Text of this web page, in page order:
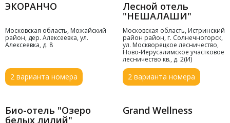
ЭКОРАНЧО
Московская область, Можайский
район, дер. Алексеевка, ул.
Алексеевка, д. 8
2 варианта номера
Лесной отель
"НЕШАЛАШИ"
Московская область, Истринский
район район, г. Солнечногорск,
ул. Москворецкое лесничество,
Ново-Иерусалимское участковое
лесничество кв., д. 2(И)
2 варианта номера
Grand Wellness